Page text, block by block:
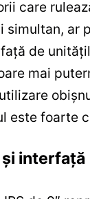
care
simultan, ar
de
mai
este foarte
interfață